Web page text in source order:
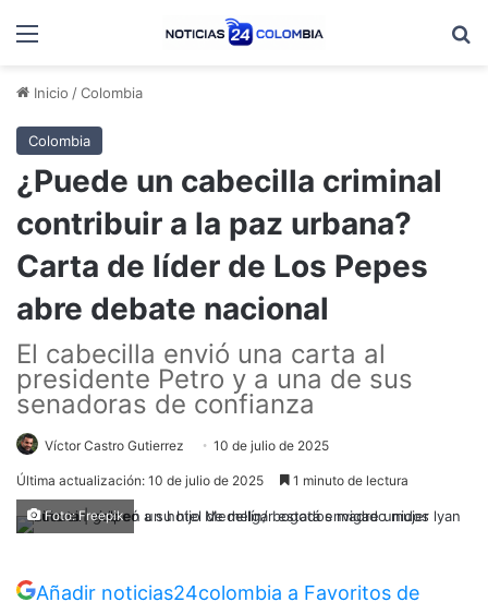
Menú
Inicio /Colombia
Colombia
¿Puede un cabecilla criminal
contribuir a la paz urbana?
Carta de líder de Los Pepes
abre debate nacional
El cabecilla envió una carta al
presidente Petro y a una de sus
senadoras de confianza
Víctor Castro Gutierrez 10 de julio de 2025
Última actualización: 10 de julio de 2025 1 minuto de lectura
Foto: Freepik
Añadir noticias24colombia a Favoritos de